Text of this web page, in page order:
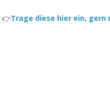
👉Trage diese hier ein, gern